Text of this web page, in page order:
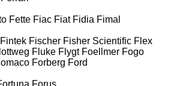
Fette Fiac Fiat Fidia Fimal
Fintek Fischer Fisher Scientific Flex
Fluke Flygt Foellmer Fogo
Forberg Ford
Forus